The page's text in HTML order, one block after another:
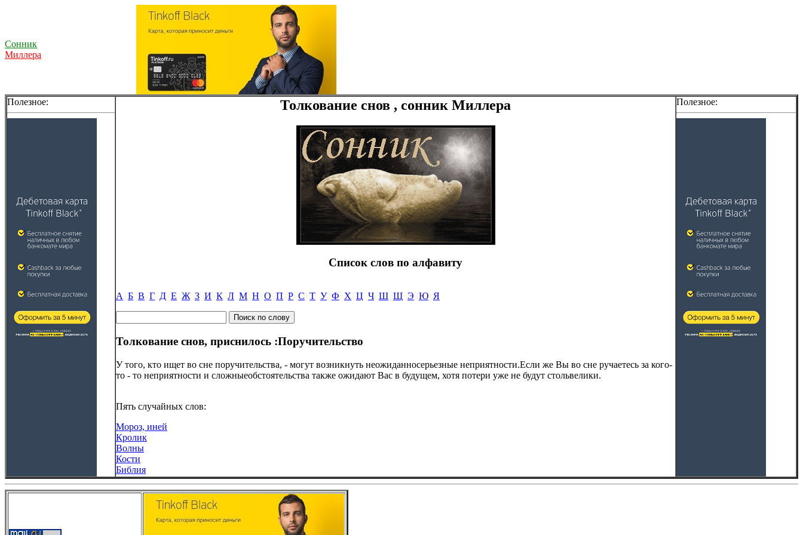
Сонник
Миллера
Полезное: Толкование снов , сонник Миллера
Список слов по алфавиту
А Б В Г Д Е Ж З И К Л М Н О П Р С Т У Ф Х Ц Ч Ш Щ Э Ю Я
Толкование снов, приснилось :Поручительство
У того, кто ищет во сне поручительства, - могут возникнуть неожиданносерьезные неприятности.Если же Вы во сне ручаетесь за кого-
то - то неприятности и сложныеобстоятельства также ожидают Вас в будущем, хотя потери уже не будут стольвелики.
Пять случайных слов:
Мороз, иней
Кролик
Волны
Кости
Библия
Полезное: